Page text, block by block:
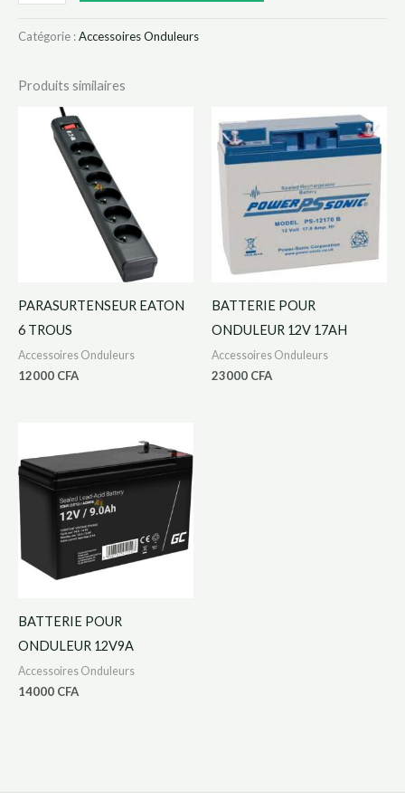
Catégorie :Accessoires Onduleurs
Produits similaires
PARASURTENSEUR EATON
6 TROUS
Accessoires Onduleurs
12000 CFA
BATTERIE POUR
ONDULEUR 12V 17AH
Accessoires Onduleurs
23000 CFA
BATTERIE POUR
ONDULEUR 12V9A
Accessoires Onduleurs
14000 CFA